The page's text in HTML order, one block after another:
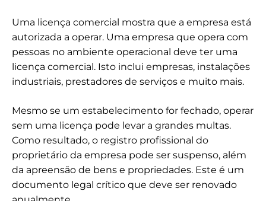
Uma licença comercial mostra que a empresa está
autorizada a operar. Uma empresa que opera com
pessoas no ambiente operacional deve ter uma
licença comercial. Isto inclui empresas, instalações
industriais, prestadores de serviços e muito mais.
Mesmo se um estabelecimento for fechado, operar
sem uma licença pode levar a grandes multas.
Como resultado, o registro profissional do
proprietário da empresa pode ser suspenso, além
da apreensão de bens e propriedades. Este é um
documento legal crítico que deve ser renovado